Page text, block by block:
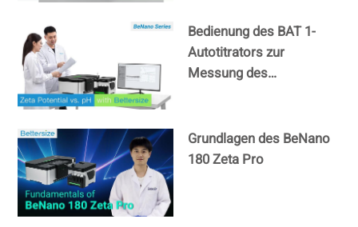
Bedienung des BAT 1-
Autotitrators zur
Messung des
Grundlagen des BeNano
180 Zeta Pro